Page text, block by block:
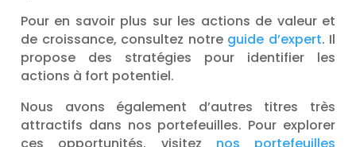
Pour en savoir plus sur les actions de valeur et
de croissance, consultez notre guide d’expert. Il
propose des stratégies pour identifier les
actions à fort potentiel.
Nous avons également d’autres titres très
attractifs dans nos portefeuilles. Pour explorer